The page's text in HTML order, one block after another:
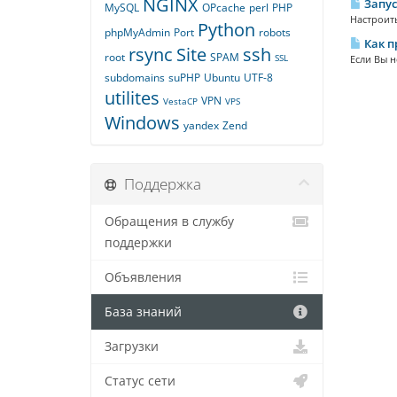
Как
Если Вы
MySQL NGINX OPcache perl PHP
phpMyAdmin Port Python robots
root rsync Site SPAM ssh SSL
subdomains suPHP Ubuntu UTF-8
utilites VestaCP VPN VPS
Windows yandex Zend
Поддержка
Обращения в службу
поддержки
Объявления
База знаний
Загрузки
Статус сети